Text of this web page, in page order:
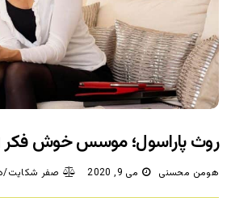
روث پاراسول؛ موسس خوش فکر PartyGaming
هومن محسنی می 9, 2020 صفر شکایت/